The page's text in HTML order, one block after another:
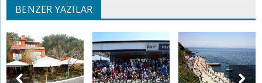
BENZER YAZILAR